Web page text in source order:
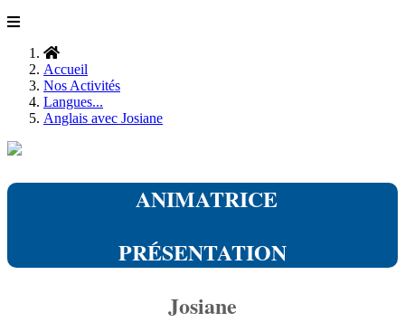
Accueil
Nos Activités
Langues...
Anglais avec Josiane
ANIMATRICE
PRÉSENTATION
Josiane